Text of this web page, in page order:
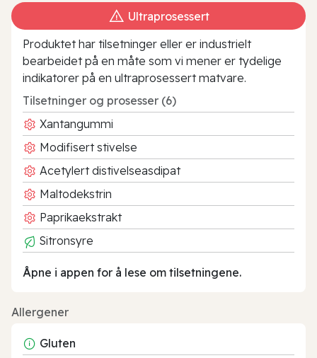
Ultraprosessert
Produktet har tilsetninger eller er industrielt
bearbeidet på en måte som vi mener er tydelige
indikatorer på en ultraprosessert matvare.
Tilsetninger og prosesser (6)
Xantangummi
Modifisert stivelse
Acetylert distivelseasdipat
Maltodekstrin
Paprikaekstrakt
Sitronsyre
Åpne i appen for å lese om tilsetningene.
Allergener
Gluten